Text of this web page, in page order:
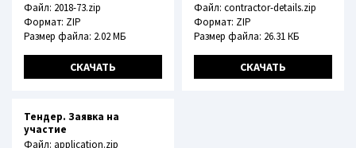
Файл: 2018-73.zip
Формат: ZIP
Размер файла: 2.02 МБ
СКАЧАТЬ
Файл: contractor-details.zip
Формат: ZIP
Размер файла: 26.31 КБ
СКАЧАТЬ
Тендер. Заявка на
участие
Файл: application.zip